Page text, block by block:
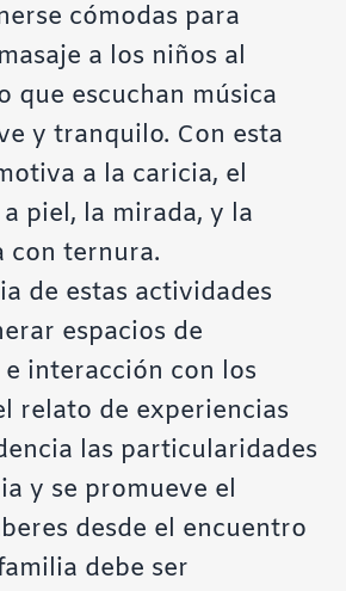
cómodas para
a los niños al
que escuchan música
y tranquilo. Con esta
a la caricia, el
piel, la mirada, y la
con ternura.
de estas actividades
espacios de
interacción con los
relato de experiencias
las particularidades
y se promueve el
desde el encuentro
debe ser